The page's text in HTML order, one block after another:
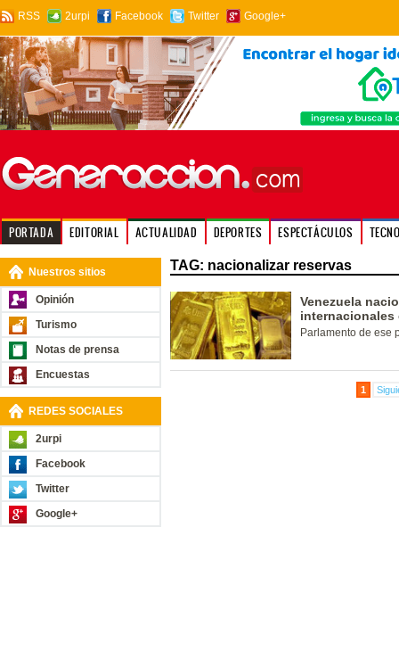
RSS 2urpi Facebook Twitter Google+
PORTADA EDITORIAL ACTUALIDAD DEPORTES ESPECTÁCULOS
Nuestros sitios
Opinión
Turismo
Notas de prensa
Encuestas
REDES SOCIALES
2urpi
Facebook
Twitter
Google+
TAG: nacionalizar reservas
Venezuela
internacionales
Parlamento de ese
1